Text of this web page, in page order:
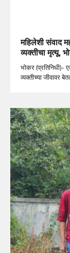
महिलेशी संवाद
व्यक्तीचा मृत्यू,
भोकर (प्रतिनिधी)-
व्यक्तीच्या जीवावर